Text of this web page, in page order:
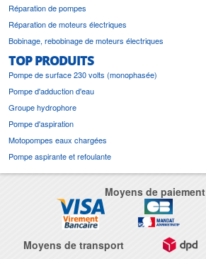
Réparation de pompes
Réparation de moteurs électriques
Bobinage, rebobinage de moteurs électriques
TOP PRODUITS
Pompe de surface 230 volts (monophasée)
Pompe d'adduction d'eau
Groupe hydrophore
Pompe d'aspiration
Motopompes eaux chargées
Pompe aspirante et refoulante
Moyens de paiement
Moyens de transport